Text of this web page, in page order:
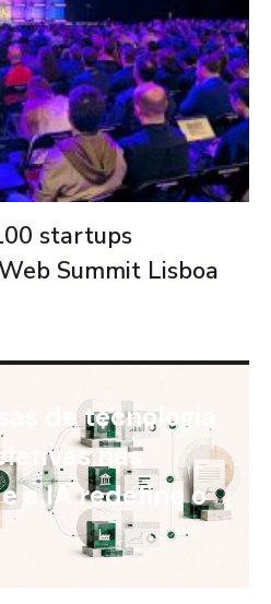
startups
Summit Lisboa
de tecnologia
nas
a IA redefine o